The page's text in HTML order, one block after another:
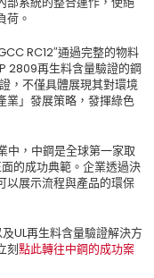
荷。
RC12″通過完整的物料
2809再生料含量驗證的鋼
，不僅具體展現其對環境
業」發展策略，發揮綠色
中，中鋼是全球第一家取
的成功典範。企業透過決
以展示流程與產品的環保
UL再生料含量驗證解決方
刻點此轉往中鋼的成功案